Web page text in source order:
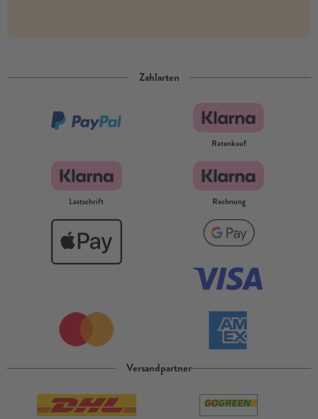
Zahlarten
Ratenkauf
Lastschrift Rechnung
Versandpartner